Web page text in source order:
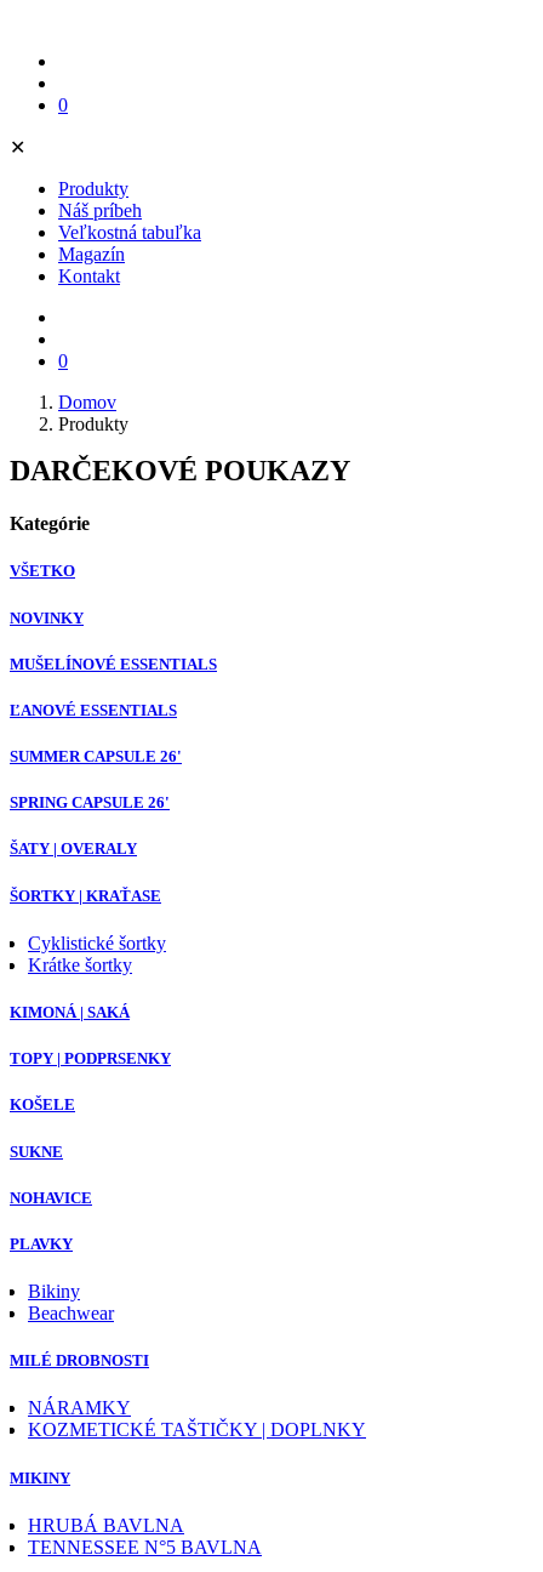
0
✕
Produkty
Náš príbeh
Veľkostná tabuľka
Magazín
Kontakt
0
Domov
Produkty
DARČEKOVÉ POUKAZY
Kategórie
VŠETKO
NOVINKY
MUŠELÍNOVÉ ESSENTIALS
ĽANOVÉ ESSENTIALS
SUMMER CAPSULE 26'
SPRING CAPSULE 26'
ŠATY | OVERALY
ŠORTKY | KRAŤASE
Cyklistické šortky
Krátke šortky
KIMONÁ | SAKÁ
TOPY | PODPRSENKY
KOŠELE
SUKNE
NOHAVICE
PLAVKY
Bikiny
Beachwear
MILÉ DROBNOSTI
NÁRAMKY
KOZMETICKÉ TAŠTIČKY | DOPLNKY
MIKINY
HRUBÁ BAVLNA
TENNESSEE N°5 BAVLNA